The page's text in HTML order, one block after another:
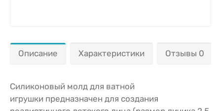
Описание Характеристики Отзывы 0
Силиконовый молд для ватной
игрушки предназначен для создания